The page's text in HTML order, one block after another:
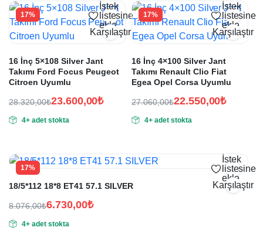
17%
İstek
listesine
ekle
Karşılaştır
16 İnç 5×108 Silver Jant
Takımı Ford Focus Peugeot
Citroen Uyumlu
28.320,00₺
fiyat:
23.600,00₺
andaki
4+ adet stokta
17%
İstek
listesine
ekle
Karşılaştır
16 İnç 4×100 Silver Jant
Takımı Renault Clio Fiat
Egea Opel Corsa Uyumlu
27.060,00₺
fiyat:
22.550,00₺
andaki
4+ adet stokta
17%
İstek
listesine
ekle
Karşılaştır
18/5*112 18*8 ET41 57.1 SILVER
8.076,00₺
fiyat:
6.730,00₺
andaki
4+ adet stokta